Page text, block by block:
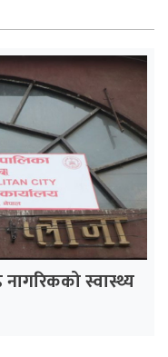
नागरिकको स्वास्थ्य